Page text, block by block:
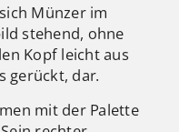
Münzer im
stehend, ohne
Kopf leicht aus
gerückt, dar.
mit der Palette